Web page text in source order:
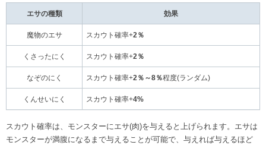
エサの種類 効果
魔物のエサ スカウト確率+2％
くさったにく スカウト確率+2％
なぞのにく スカウト確率+2％～8％程度(ランダム)
くんせいにく スカウト確率+4%
スカウト確率は、モンスターにエサ(肉)を与えると上げられます。エサは
モンスターが満腹になるまで与えることが可能で、与えれば与えるほど